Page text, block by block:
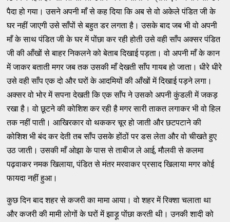
पैदा हो गया। उसने अपनी माँ से कह दिया कि अब से वो अकेले पंडित जी के
घर नहीं जाएगी उसे साँपों से बहुत डर लगता है। उसके बाद जब भी वो अपनी
माँ के साथ पंडित जी के घर में पोंछा कर रही होती उसे वही साँप अक्सर पंडित
जी की आँखों से बाहर निकलने को बेताब दिखाई पड़ता। वो अपनी माँ के कान
में जाकर बताती मगर जब तक उसकी माँ देखती साँप गायब हो जाता। धीरे धीरे
उसे वही साँप एक दो और घरों के आदमियों की आँखों में दिखाई पड़ने लगा।
अक्सर वो भोर में सपना देखती कि एक साँप ने उसको अपनी कुंडली में जकड़
रखा है। वो छूटने की कोशिश कर रही है मगर सारी ताकत लगाकर भी वो हिल
तक नहीं पाती। आखिरकार वो थककर चूर हो जाती और छटपटाने की
कोशिश भी बंद कर देती तब साँप उसके होंठों पर डस लेता और वो चीखते हुए
उठ जाती। उसकी माँ ओझा के पास से ताबीज ले आई, मौलवी से कलमा
पढ़वाकर नमक खिलाया, पंडित से मंतर मरवाकर प्रसाद खिलाया मगर कोई
फायदा नहीं हुआ।
कुछ दिन बाद शहर से कजरी का मामा आया। वो शहर में रिक्शा चलाता था
और कजरी की मामी लोगों के घरों में झाड़ू पोंछा करती थी। उनकी शादी को